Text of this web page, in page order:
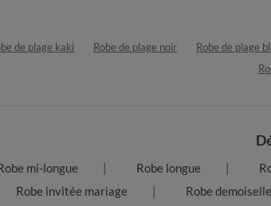
de plage kaki Robe de plage noir Robe de plage
mi-longue Robe longue
Robe invitée mariage Robe